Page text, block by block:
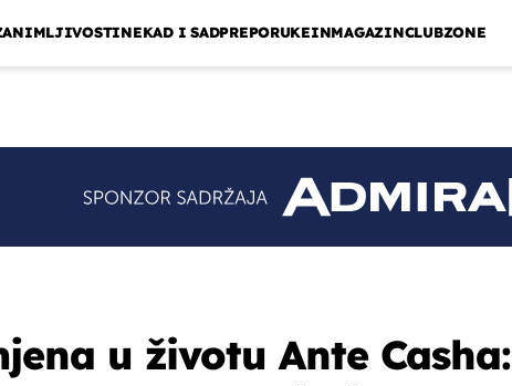
NEKAD I SADPREPORUKEINMAGAZINCLUBZONE
u životu Ante Casha: